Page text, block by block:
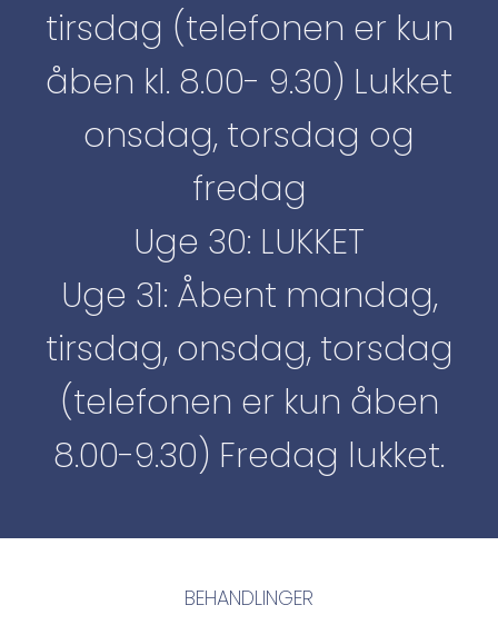
tirsdag (telefonen er kun
åben kl. 8.00- 9.30) Lukket
onsdag, torsdag og
fredag
Uge 30: LUKKET
Uge 31: Åbent mandag,
tirsdag, onsdag, torsdag
(telefonen er kun åben
8.00-9.30) Fredag lukket.
BEHANDLINGER